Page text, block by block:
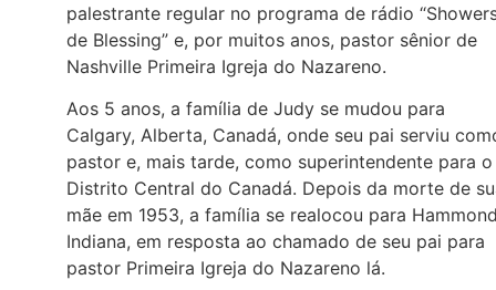
palestrante regular no programa de rádio
de Blessing” e, por muitos anos, pastor sênior de
Nashville Primeira Igreja do Nazareno.
Aos 5 anos, a família de Judy se mudou para
Calgary, Alberta, Canadá, onde seu pai serviu
pastor e, mais tarde, como superintendente para o
Distrito Central do Canadá. Depois da morte de
mãe em 1953, a família se realocou para
Indiana, em resposta ao chamado de seu pai para
pastor Primeira Igreja do Nazareno lá.